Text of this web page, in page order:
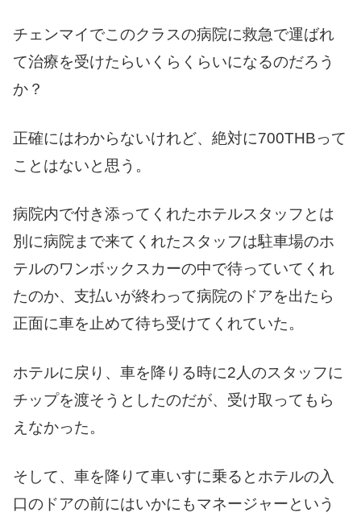
チェンマイでこのクラスの病院に救急で運ばれ
て治療を受けたらいくらくらいになるのだろう
か？
正確にはわからないけれど、絶対に700THBって
ことはないと思う。
病院内で付き添ってくれたホテルスタッフとは
別に病院まで来てくれたスタッフは駐車場のホ
テルのワンボックスカーの中で待っていてくれ
たのか、支払いが終わって病院のドアを出たら
正面に車を止めて待ち受けてくれていた。
ホテルに戻り、車を降りる時に2人のスタッフに
チップを渡そうとしたのだが、受け取ってもら
えなかった。
そして、車を降りて車いすに乗るとホテルの入
口のドアの前にはいかにもマネージャーという